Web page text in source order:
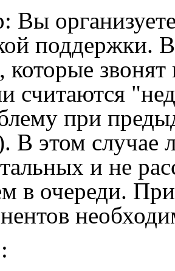
Вы
поддержки.
которые звонят
считаются
при
В этом случае
и не
в очереди.